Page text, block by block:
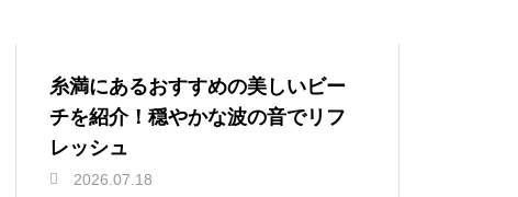
糸満にあるおすすめの美しいビー
チを紹介！穏やかな波の音でリフ
レッシュ
2026.07.18